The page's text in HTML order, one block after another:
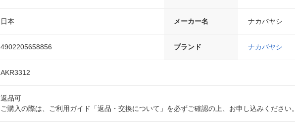
日本 メーカー名 ナカバヤシ
4902205658856 ブランド ナカバヤシ
AKR3312
返品可
ご購入の際は、ご利用ガイド「返品・交換について」を必ずご確認の上、お申し込みください。